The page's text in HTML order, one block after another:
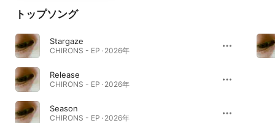
トップソング
Stargaze
CHIRONS - EP · 2026年
Release
CHIRONS - EP · 2026年
Season
CHIRONS - EP · 2026年